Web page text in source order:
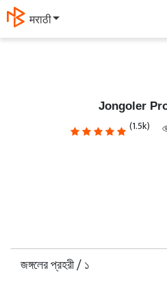
मराठी
Jongoler
(1.5k)
জঙ্গলের প্রহরী / ১